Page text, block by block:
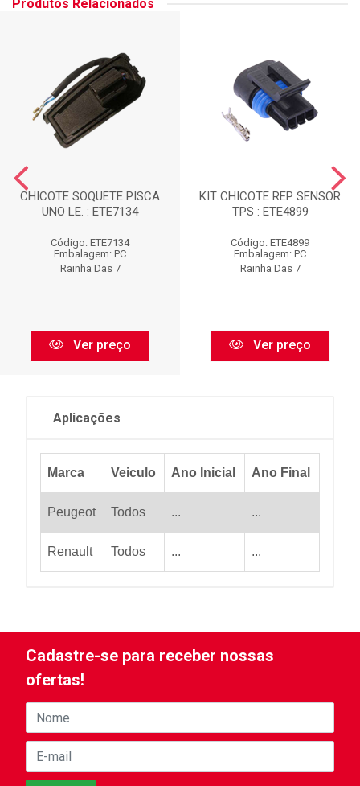
Produtos Relacionados
CHICOTE SOQUETE PISCA
UNO LE. : ETE7134
Código: ETE7134
Embalagem: PC
Rainha Das 7
Ver preço
KIT CHICOTE REP SENSOR
TPS : ETE4899
Código: ETE4899
Embalagem: PC
Rainha Das 7
Ver preço
Aplicações
Marca Veiculo Ano Inicial Ano Final
Peugeot Todos ... ...
Renault Todos ... ...
Cadastre-se para receber nossas
ofertas!